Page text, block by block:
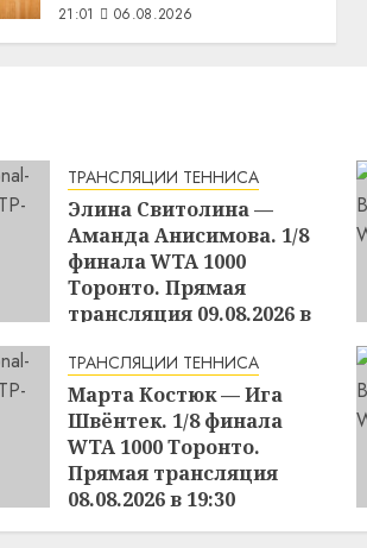
21:01 06.08.2026
ТРАНСЛЯЦИИ ТЕННИСА
Элина Свитолина —
Аманда Анисимова. 1/8
финала WTA 1000
Торонто. Прямая
трансляция 09.08.2026 в
16:27 08.08.2026
ТРАНСЛЯЦИИ ТЕННИСА
Марта Костюк — Ига
Швёнтек. 1/8 финала
WTA 1000 Торонто.
Прямая трансляция
08.08.2026 в 19:30
16:21 08.08.2026